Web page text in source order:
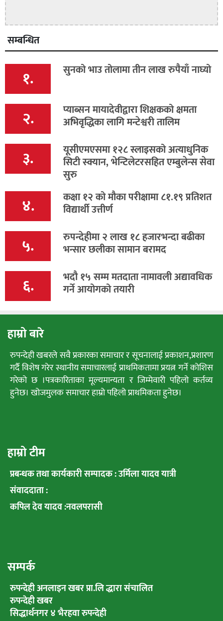
सम्बन्धित
१. सुनको भाउ तोलामा तीन लाख रुपैयाँ नाघ्यो
२. प्याब्सन मायादेवीद्वारा शिक्षकको क्षमता
अभिवृद्धिका लागि मन्टेश्वरी तालिम
३. यूसीएमएसमा १२८ स्लाइसको अत्याधुनिक
सिटी स्क्यान, भेन्टिलेटरसहित एम्बुलेन्स सेवा
सुरु
४. कक्षा १२ को मौका परीक्षामा ८१.१९ प्रतिशत
विद्यार्थी उत्तीर्ण
५. रुपन्देहीमा २ लाख १८ हजारभन्दा बढीका
भन्सार छलीका सामान बरामद
६. भदौ १५ सम्म मतदाता नामावली अद्यावधिक
गर्ने आयोगको तयारी
हाम्रो बारे
रुपन्देही खबरले सवै प्रकारका समाचार र सूचनालाई प्रकाशन,प्रशारण
गर्दै विशेष गरेर स्थानीय समाचारलाई प्राथमिकतामा प्रयत्न गर्ने कोशिस
गरेको छ ।पत्रकारिताका मूल्यमान्यता र जिम्मेवारी पहिलो कर्तव्य
हुनेछ। खोजमुलक समाचार हाम्रो पहिलो प्राथमिकता हुनेछ।
हाम्रो टीम
प्रबन्धक तथा कार्यकारी सम्पादक : उर्मिला यादव यात्री
संवाददाता :
कपिल देव यादव :नवलपरासी
सम्पर्क
रुपन्देही अनलाइन खबर प्रा.लि द्धारा संचालित
रुपन्देही खबर
सिद्धार्थनगर ४ भैरहवा रुपन्देही